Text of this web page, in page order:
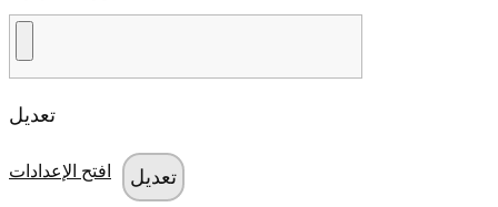
تعديل
افتح الإعدادات